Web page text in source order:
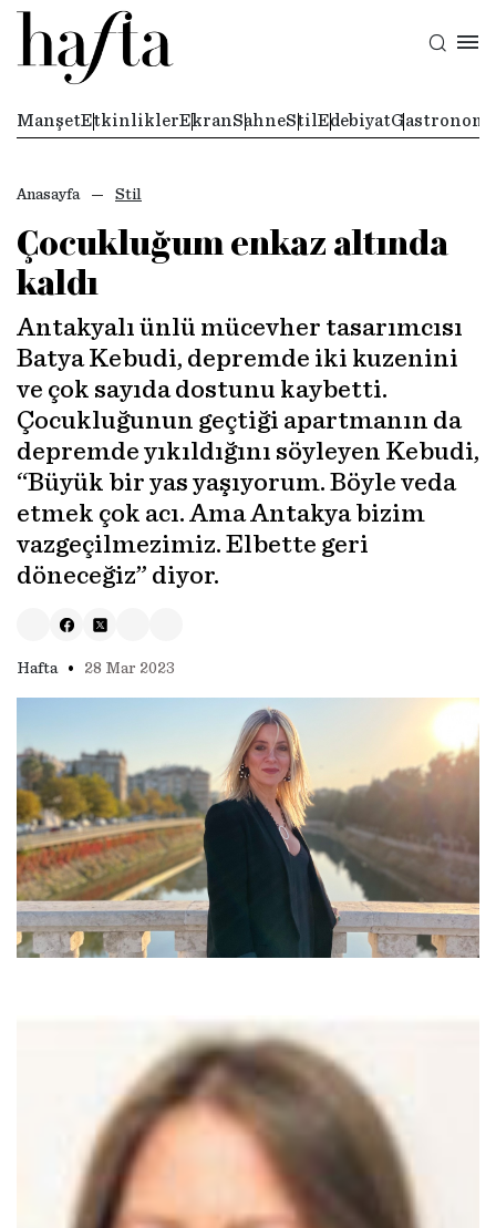
ManşetEtkinliklerEkranSahneStil EdebiyatGastronomi
Anasayfa Stil
Çocukluğum enkaz altında
kaldı
Antakyalı ünlü mücevher tasarımcısı
Batya Kebudi, depremde iki kuzenini
ve çok sayıda dostunu kaybetti.
Çocukluğunun geçtiği apartmanın da
depremde yıkıldığını söyleyen Kebudi,
“Büyük bir yas yaşıyorum. Böyle veda
etmek çok acı. Ama Antakya bizim
vazgeçilmezimiz. Elbette geri
döneceğiz” diyor.
Hafta • 28 Mar 2023